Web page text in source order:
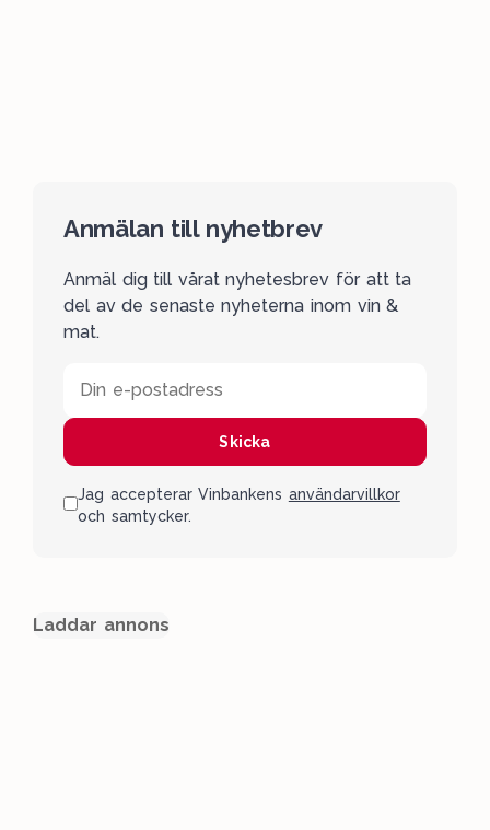
Anmälan till nyhetbrev
Anmäl dig till vårat nyhetesbrev för att ta
del av de senaste nyheterna inom vin &
mat.
Din e-postadress
Skicka
Jag accepterar Vinbankens användarvillkor
och samtycker.
Laddar annons